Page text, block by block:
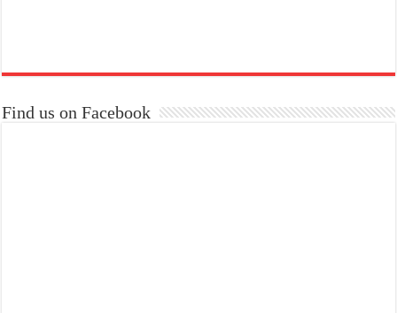
Find us on Facebook